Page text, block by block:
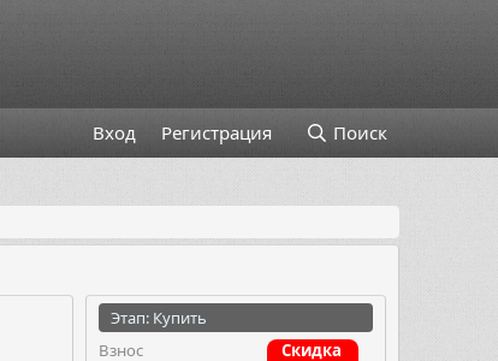
Вход Регистрация Поиск
Этап: Купить
Взнос
Скидка